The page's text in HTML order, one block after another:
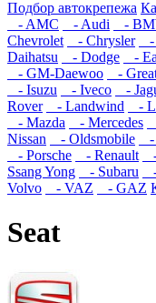
Подбор автокрепежа
- AMC
- Audi -
Chevrolet
- Chrysler -
Daihatsu
- Dodge -
- GM-Daewoo
-
- Isuzu
- Iveco -
Rover
- Landwind -
- Mazda
- Mercedes
Nissan
- Oldsmobile -
- Porsche
- Renault
Ssang Yong
- Subaru
Volvo
- VAZ - GAZ
Seat